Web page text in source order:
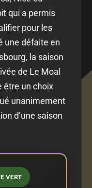
qui a permis
pour les
une défaite en
la saison
de Le Moal
être un choix
unanimement
d’une saison
VERT